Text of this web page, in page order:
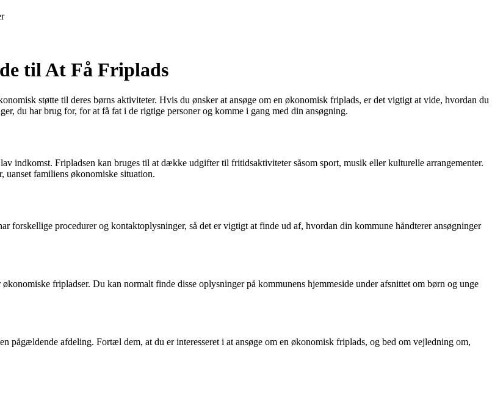
til At Få Friplads
støtte til deres børns aktiviteter. Hvis du ønsker at ansøge om en økonomisk friplads, er det vigtigt at vide, hvordan du
du har brug for, for at få fat i de rigtige personer og komme i gang med din ansøgning.
indkomst. Fripladsen kan bruges til at dække udgifter til fritidsaktiviteter såsom sport, musik eller kulturelle arrangementer.
uanset familiens økonomiske situation.
forskellige procedurer og kontaktoplysninger, så det er vigtigt at finde ud af, hvordan din kommune håndterer ansøgninger
fripladser. Du kan normalt finde disse oplysninger på kommunens hjemmeside under afsnittet om børn og unge
pågældende afdeling. Fortæl dem, at du er interesseret i at ansøge om en økonomisk friplads, og bed om vejledning om,